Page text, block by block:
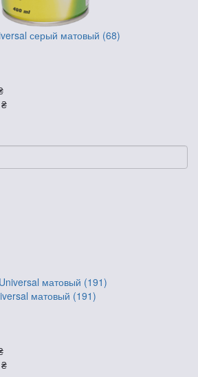
серый матовый (68)
матовый (191)